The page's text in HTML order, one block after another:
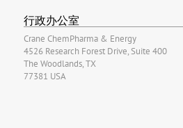
行政办公室
Crane ChemPharma & Energy
4526 Research Forest Drive, Suite 400
The Woodlands, TX
77381 USA